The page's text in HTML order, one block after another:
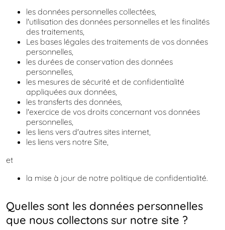
les données personnelles collectées,
l'utilisation des données personnelles et les finalités
des traitements,
Les bases légales des traitements de vos données
personnelles,
les durées de conservation des données
personnelles,
les mesures de sécurité et de confidentialité
appliquées aux données,
les transferts des données,
l'exercice de vos droits concernant vos données
personnelles,
les liens vers d'autres sites internet,
les liens vers notre Site,
et
la mise à jour de notre politique de confidentialité.
Quelles sont les données personnelles
que nous collectons sur notre site ?